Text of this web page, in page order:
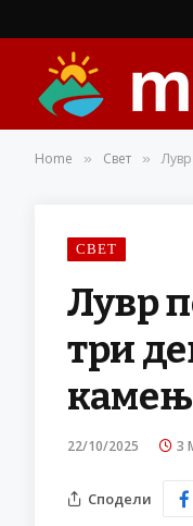
Home » Свет »
СВЕТ
Лувр
три
22/10/2025 3
Сподели